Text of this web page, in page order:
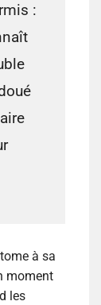
:
à sa
moment
les